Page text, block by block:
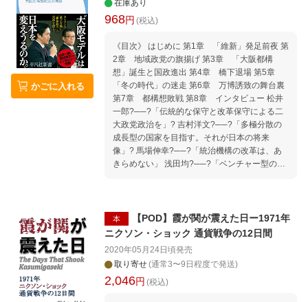
壊とその後の「失われた三〇年」を経て、二〇
二二年の現代まで、「戦後商都興亡史」の軌跡
の歴史を追跡した。（序章より抜粋） 〈本書の
目次〉 序 章 戦後大阪政治の攻防 第一章 「2
025大阪・関西万博」の誘致成功 第二章 絶頂
の「1970年大阪万博」 第三章 黒田共産党府
政 第四章 関西国際空港建設 第五章 政治
家・塩川正十郎 第六章 バブルと五輪挑戦 第
七章 ノックと初女性知事 第八章 橋下徹の実
験 第九章 大阪都構想の誕生 第一〇章 維
新・冬の時代 第一一章 松井・吉村体制 第一
二章 維新大躍進 終 章 大阪は燃えているか
第四章 関西国際空港建設 第五章 政治家・塩
川正十郎 第六章 バブルと五輪挑戦 第七章
九章 大阪都構想の誕生 第一〇章 維新・冬の
時代 第一一章 松井・吉村体制 第一二章 維
新大躍進 終 章 大阪は燃えているか
かごに入れる
在庫あり
968円 (税込)
《目次》 はじめに 第1章 「維新」発足前夜 第
2章 地域政党の旗揚げ 第3章 「大阪都構
想」誕生と国政進出 第4章 橋下退場 第5章
「冬の時代」の迷走 第6章 万博誘致の舞台裏
第7章 都構想敗戦 第8章 インタビュー 松井
一郎?──?「伝統的な保守と改革保守による二
大政党政治を」? 吉村洋文?──?「多極分散の
成長型の国家を目指す。それが日本の将来
像」? 馬場伸幸?──?「統治機構の改革は、あ
きらめない」 浅田均?──?「ベンチャー型の政
十年以上も生命力を維持してきた「日本維新の
会」。 地元で圧倒的支持を集める一方、典型的
といった批判の声も少なくない「維新政治」の
実体とはいかなるものなのか。 地域発、異色政
党のこれまでを辿りながら、「野党第一党」の
本
【POD】霞が関が震えた日ー1971年
ニクソン・ショック 通貨戦争の12日間
2020年05月24日頃発売
取り寄せ(通常3〜9日程度で発送)
2,046円 (税込)